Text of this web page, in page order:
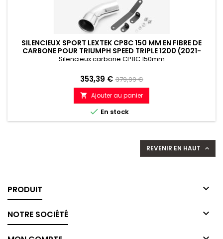
SILENCIEUX SPORT LEXTEK CP8C 150 MM EN FIBRE DE
CARBONE POUR TRIUMPH SPEED TRIPLE 1200 (2021-
2024)
Silencieux carbone CP8C 150mm
Prix
353,39 € Prix
de
référence
379,99 €
 Ajouter au panier
 En stock
REVENIR EN HAUT 
PRODUIT 
NOTRE SOCIÉTÉ 